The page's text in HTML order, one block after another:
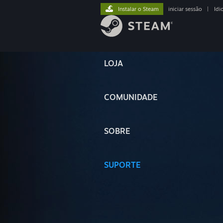
LOJA
COMUNIDADE
SOBRE
SUPORTE
Instalar o Steam iniciar sessão